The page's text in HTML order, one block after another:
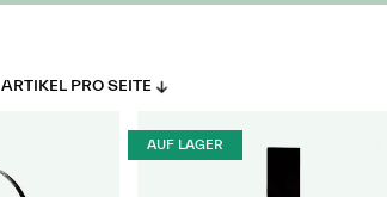
ARTIKEL PRO SEITE
AUF LAGER